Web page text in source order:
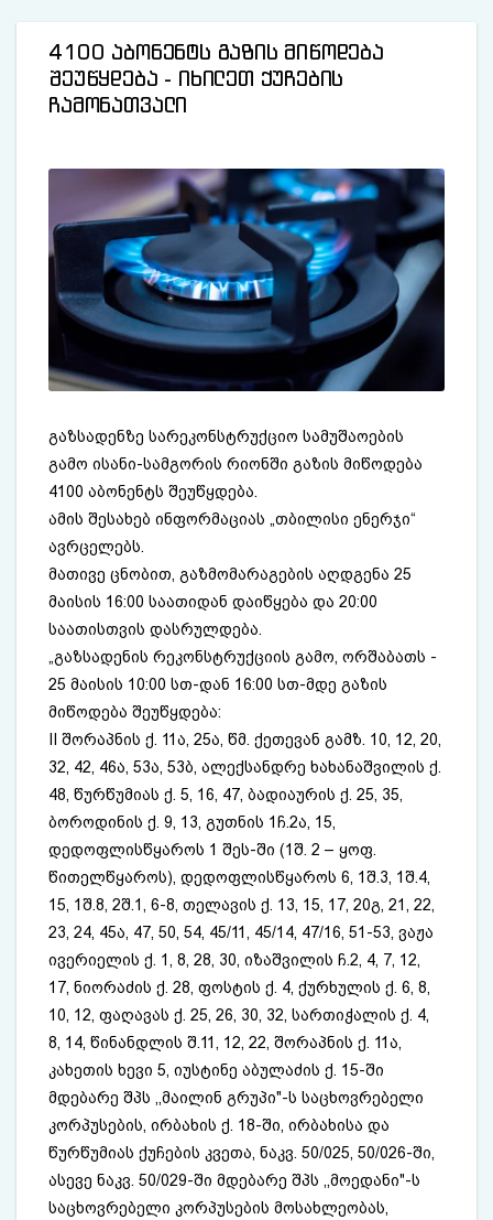
4100 აბონენტს გაზის მიწოდება
შეუწყდება - იხილეთ ქუჩების
ჩამონათვალი
გაზსადენზე სარეკონსტრუქციო სამუშაოების
გამო ისანი-სამგორის რიონში გაზის მიწოდება
4100 აბონენტს შეუწყდება.
ამის შესახებ ინფორმაციას „თბილისი ენერჯი“
ავრცელებს.
მათივე ცნობით, გაზმომარაგების აღდგენა 25
მაისის 16:00 საათიდან დაიწყება და 20:00
საათისთვის დასრულდება.
„გაზსადენის რეკონსტრუქციის გამო, ორშაბათს -
25 მაისის 10:00 სთ-დან 16:00 სთ-მდე გაზის
მიწოდება შეუწყდება:
II შორაპნის ქ. 11ა, 25ა, წმ. ქეთევან გამზ. 10, 12, 20,
32, 42, 46ა, 53ა, 53ბ, ალექსანდრე ხახანაშვილის ქ.
48, წურწუმიას ქ. 5, 16, 47, ბადიაურის ქ. 25, 35,
ბოროდინის ქ. 9, 13, გუთნის 1ჩ.2ა, 15,
დედოფლისწყაროს 1 შეს-ში (1შ. 2 – ყოფ.
წითელწყაროს), დედოფლისწყაროს 6, 1შ.3, 1შ.4,
15, 1შ.8, 2შ.1, 6-8, თელავის ქ. 13, 15, 17, 20გ, 21, 22,
23, 24, 45ა, 47, 50, 54, 45/11, 45/14, 47/16, 51-53, ვაჟა
ივერიელის ქ. 1, 8, 28, 30, იზაშვილის ჩ.2, 4, 7, 12,
17, ნიორაძის ქ. 28, ფოსტის ქ. 4, ქურხულის ქ. 6, 8,
10, 12, ფაღავას ქ. 25, 26, 30, 32, სართიჭალის ქ. 4,
8, 14, წინანდლის შ.11, 12, 22, შორაპნის ქ. 11ა,
კახეთის ხევი 5, იუსტინე აბულაძის ქ. 15-ში
მდებარე შპს ,,მაილინ გრუპი"-ს საცხოვრებელი
კორპუსების, ირბახის ქ. 18-ში, ირბახისა და
წურწუმიას ქუჩების კვეთა, ნაკვ. 50/025, 50/026-ში,
ასევე ნაკვ. 50/029-ში მდებარე შპს ,,მოედანი"-ს
საცხოვრებელი კორპუსების მოსახლეობას,